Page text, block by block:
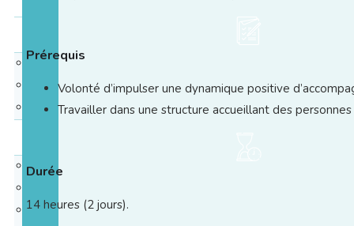
Livres
MAS
Webinaires en replay
Nos inters
Webinaires
Prérequis
Volonté d’impulser une dynamique positive
Travailler dans une structure accueillant des personnes
Durée
14 heures (2 jours).